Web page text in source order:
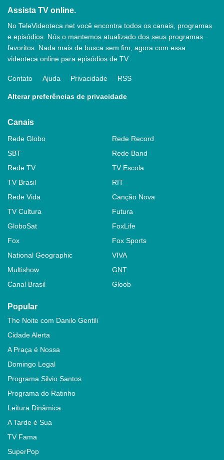
Assista TV online.
No TeleVideoteca.net você encontra todos os canais, programas
e episódios. Nós o mantemos atualizado dos seus programas
favoritos. Nada mais de busca sem fim, agora com essa
videoteca online para episódios de TV.
Contato Ajuda Privacidade RSS
Alterar preferências de privacidade
Canais
Rede Globo
Rede Record
SBT
Rede Band
Rede TV
TV Escola
TV Brasil
RIT
Rede Vida
Canção Nova
TV Cultura
Futura
GloboSat
FoxLife
Fox
Fox Sports
National Geographic
VIVA
Multishow
GNT
Canal Brasil
Gloob
Popular
The Noite com Danilo Gentili
Cidade Alerta
A Praça é Nossa
Domingo Legal
Programa Silvio Santos
Programa do Ratinho
Leitura Dinâmica
A Tarde é Sua
TV Fama
SuperPop